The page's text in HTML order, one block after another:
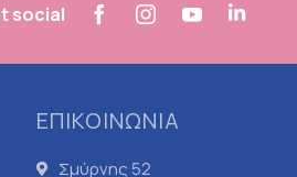
social
ΕΠΙΚΟΙΝΩΝΙΑ
Σμύρνης 52